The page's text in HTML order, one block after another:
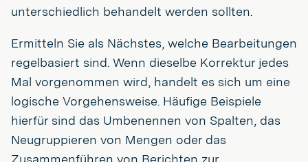
unterschiedlich behandelt werden sollten.
Ermitteln Sie als Nächstes, welche Bearbeitungen
regelbasiert sind. Wenn dieselbe Korrektur jedes
Mal vorgenommen wird, handelt es sich um eine
logische Vorgehensweise. Häufige Beispiele
hierfür sind das Umbenennen von Spalten, das
Neugruppieren von Mengen oder das
Zusammenführen von Berichten zur